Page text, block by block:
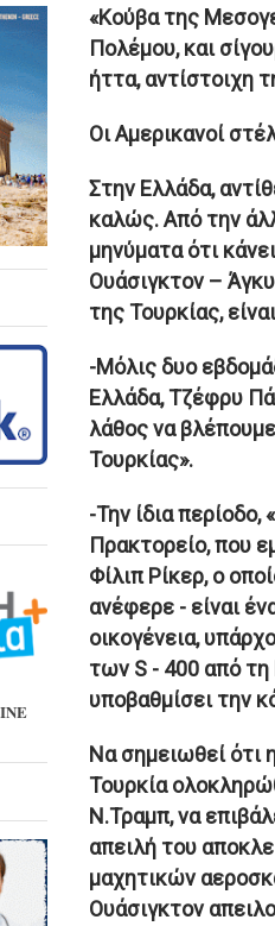
«Κούβα της
Πολέμου, και
ήττα, αντίστοιχη
Οι Αμερικανοί
Στην Ελλάδα,
καλώς. Από την
μηνύματα ότι
Ουάσιγκτον –
της Τουρκίας,
-Μόλις δυο
Ελλάδα, Τζέφρυ
λάθος να
Τουρκίας».
-Την ίδια
Πρακτορείο, που
Φίλιπ Ρίκερ, ο
ανέφερε - είναι
οικογένεια,
των S - 400 από τη
υποβαθμίσει την
Να σημειωθεί
Τουρκία
Ν.Τραμπ, να
απειλή του
μαχητικών
Ουάσιγκτον